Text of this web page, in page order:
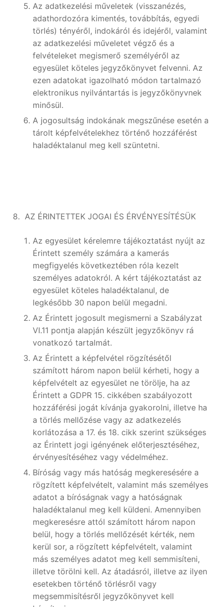
Az adatkezelési műveletek (visszanézés,
adathordozóra kimentés, továbbítás, egyedi
törlés) tényéről, indokáról és idejéről, valamint
az adatkezelési műveletet végző és a
felvételeket megismerő személyéről az
egyesület köteles jegyzőkönyvet felvenni. Az
ezen adatokat igazolható módon tartalmazó
elektronikus nyilvántartás is jegyzőkönyvnek
minősül.
A jogosultság indokának megszűnése esetén a
tárolt képfelvételekhez történő hozzáférést
haladéktalanul meg kell szüntetni.
8. AZ ÉRINTETTEK JOGAI ÉS ÉRVÉNYESÍTÉSÜK
Az egyesület kérelemre tájékoztatást nyújt az
Érintett személy számára a kamerás
megfigyelés következtében róla kezelt
személyes adatokról. A kért tájékoztatást az
egyesület köteles haladéktalanul, de
legkésőbb 30 napon belül megadni.
Az Érintett jogosult megismerni a Szabályzat
VI.11 pontja alapján készült jegyzőkönyv rá
vonatkozó tartalmát.
Az Érintett a képfelvétel rögzítésétől
számított három napon belül kérheti, hogy a
képfelvételt az egyesület ne törölje, ha az
Érintett a GDPR 15. cikkében szabályozott
hozzáférési jogát kívánja gyakorolni, illetve ha
a törlés mellőzése vagy az adatkezelés
korlátozása a 17. és 18. cikk szerint szükséges
az Érintett jogi igényének előterjesztéséhez,
érvényesítéséhez vagy védelméhez.
Bíróság vagy más hatóság megkeresésére a
rögzített képfelvételt, valamint más személyes
adatot a bíróságnak vagy a hatóságnak
haladéktalanul meg kell küldeni. Amennyiben
megkeresésre attól számított három napon
belül, hogy a törlés mellőzését kérték, nem
kerül sor, a rögzített képfelvételt, valamint
más személyes adatot meg kell semmisíteni,
illetve törölni kell. Az átadásról, illetve az ilyen
esetekben történő törlésről vagy
megsemmisítésről jegyzőkönyvet kell